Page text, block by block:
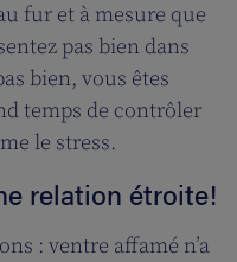
fur et à mesure que
pas bien dans
bien, vous êtes
temps de contrôler
le stress.
relation étroite!
: ventre affamé n’a